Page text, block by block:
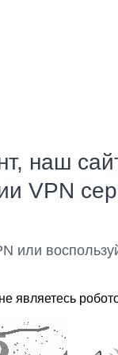
наш
VPN
или
являетесь